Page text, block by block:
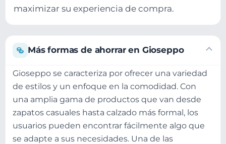
maximizar su experiencia de compra.
Más formas de ahorrar en Gioseppo
Gioseppo se caracteriza por ofrecer una variedad
de estilos y un enfoque en la comodidad. Con
una amplia gama de productos que van desde
zapatos casuales hasta calzado más formal, los
usuarios pueden encontrar fácilmente algo que
se adapte a sus necesidades. Una de las